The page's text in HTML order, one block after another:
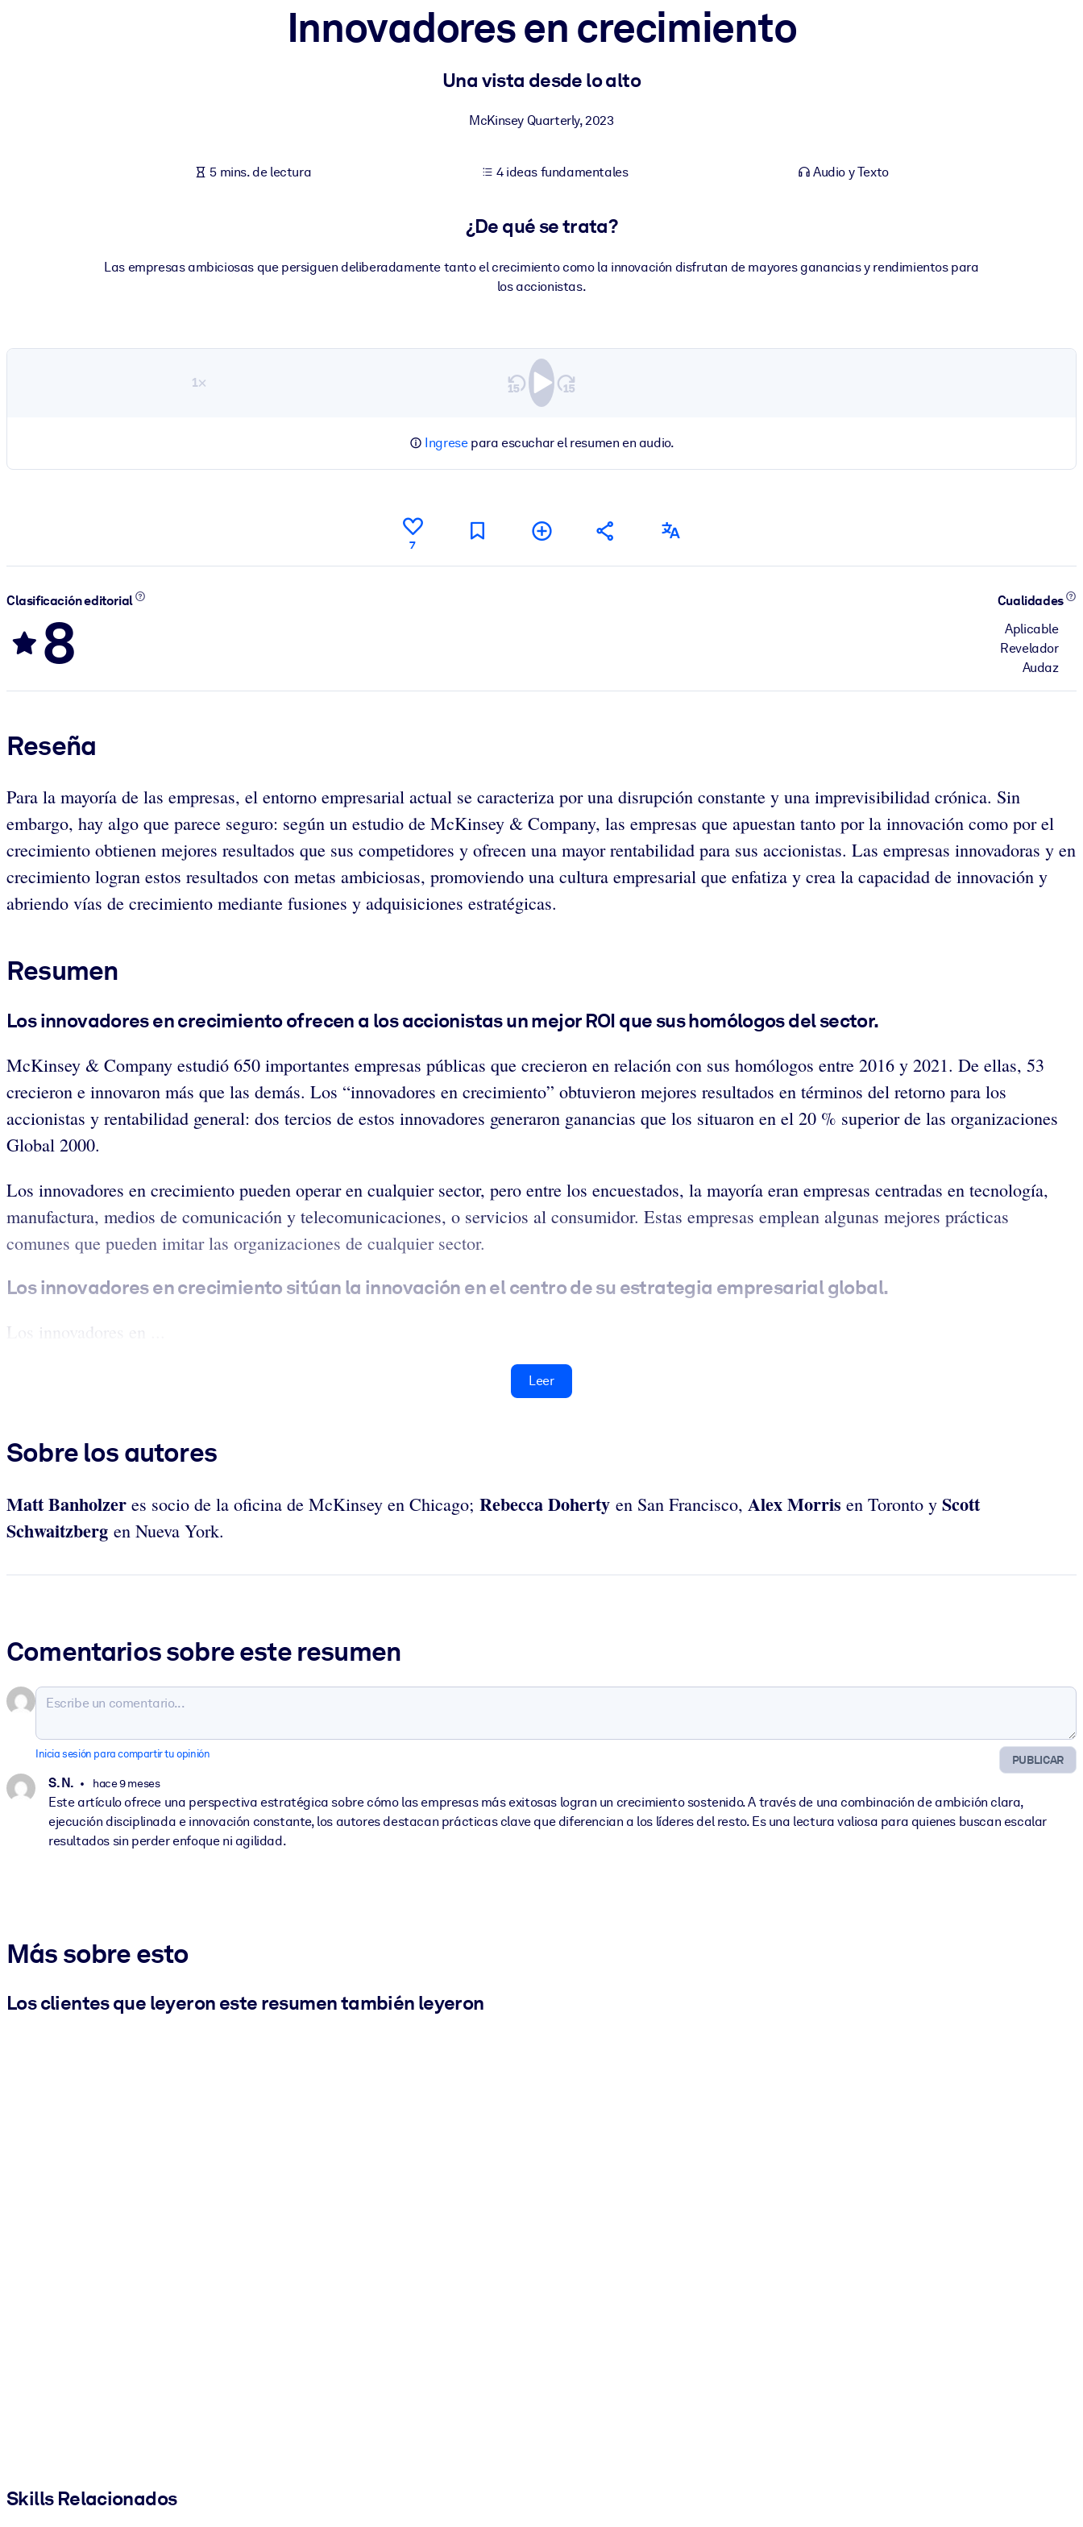
Enriquezca su biblioteca corporativa con conocimientos empresariales confiables y listos para usar.
Alimente sus sistemas de IA con conocimientos fiables y estructurados para mejorar los resultados.
Innovadores en crecimiento
Una vista desde lo alto
McKinsey Quarterly,2023
5 mins. de lectura 4 ideas fundamentales Audio y Texto
¿De qué se trata?
Las empresas ambiciosas que persiguen deliberadamente tanto el crecimiento como la innovación disfrutan de mayores ganancias y rendimientos para
los accionistas.
1×
Ingresepara escuchar el resumen en audio.
7
Clasificación editorial
8
Cualidades
Aplicable
Revelador
Audaz
Reseña
Para la mayoría de las empresas, el entorno empresarial actual se caracteriza por una disrupción constante y una imprevisibilidad crónica. Sin
embargo, hay algo que parece seguro: según un estudio de McKinsey & Company, las empresas que apuestan tanto por la innovación como por el
crecimiento obtienen mejores resultados que sus competidores y ofrecen una mayor rentabilidad para sus accionistas. Las empresas innovadoras y en
crecimiento logran estos resultados con metas ambiciosas, promoviendo una cultura empresarial que enfatiza y crea la capacidad de innovación y
abriendo vías de crecimiento mediante fusiones y adquisiciones estratégicas.
Resumen
Los innovadores en crecimiento ofrecen a los accionistas un mejor ROI que sus homólogos del sector.
McKinsey & Company estudió 650 importantes empresas públicas que crecieron en relación con sus homólogos entre 2016 y 2021. De ellas, 53
crecieron e innovaron más que las demás. Los “innovadores en crecimiento” obtuvieron mejores resultados en términos del retorno para los
accionistas y rentabilidad general: dos tercios de estos innovadores generaron ganancias que los situaron en el 20 % superior de las organizaciones
Global 2000.
Los innovadores en crecimiento pueden operar en cualquier sector, pero entre los encuestados, la mayoría eran empresas centradas en tecnología,
manufactura, medios de comunicación y telecomunicaciones, o servicios al consumidor. Estas empresas emplean algunas mejores prácticas
comunes que pueden imitar las organizaciones de cualquier sector.
Los innovadores en crecimiento sitúan la innovación en el centro de su estrategia empresarial global.
Los innovadores en ...
Leer
Sobre los autores
Matt Banholzer es socio de la oficina de McKinsey en Chicago; Rebecca Doherty en San Francisco, Alex Morris en Toronto y Scott
Schwaitzberg en Nueva York.
Comentarios sobre este resumen
PUBLICAR
Inicia sesión para compartir tu opinión
S. N. hace 9 meses
Este artículo ofrece una perspectiva estratégica sobre cómo las empresas más exitosas logran un crecimiento sostenido. A través de una combinación de ambición clara,
ejecución disciplinada e innovación constante, los autores destacan prácticas clave que diferencian a los líderes del resto. Es una lectura valiosa para quienes buscan escalar
resultados sin perder enfoque ni agilidad.
Más sobre esto
Los clientes que leyeron este resumen también leyeron
Skills Relacionados